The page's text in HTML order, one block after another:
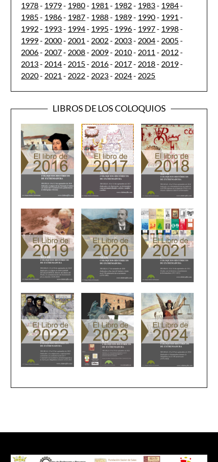
1978- 1979- 1980- 1981 - 1982- 1983- 1984-
1985- 1986- 1987- 1988- 1989- 1990- 1991 -
1992- 1993- 1994- 1995- 1996- 1997- 1998-
1999- 2000- 2001 - 2002- 2003- 2004- 2005-
2006- 2007- 2008- 2009- 2010- 2011 - 2012-
2013- 2014- 2015- 2016- 2017- 2018- 2019-
2020- 2021 - 2022- 2023- 2024- 2025
LIBROS DE LOS COLOQUIOS